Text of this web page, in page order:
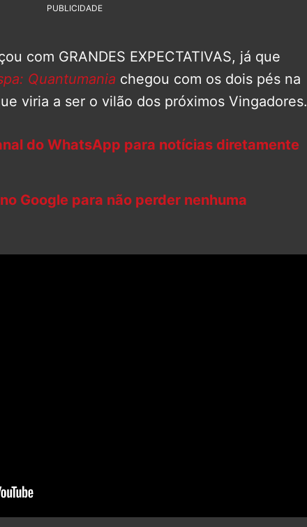
PUBLICIDADE
com GRANDES EXPECTATIVAS, já que
Quantumania chegou com os dois pés na
viria a ser o vilão dos próximos Vingadores.
do WhatsApp para notícias diretamente
Google para não perder nenhuma